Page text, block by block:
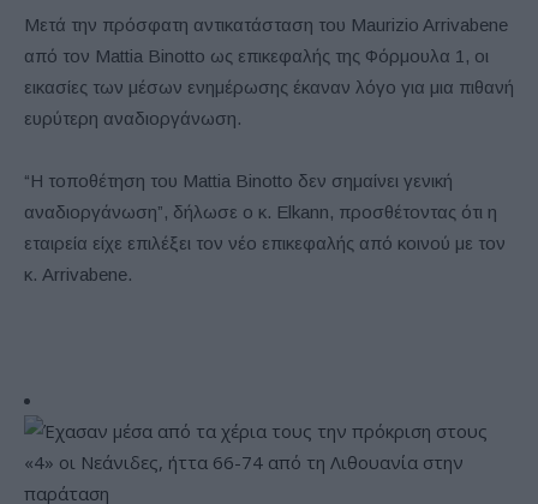
Μετά την πρόσφατη αντικατάσταση του Maurizio Arrivabene
από τον Mattia Binotto ως επικεφαλής της Φόρμουλα 1, οι
εικασίες των μέσων ενημέρωσης έκαναν λόγο για μια πιθανή
ευρύτερη αναδιοργάνωση.
“Η τοποθέτηση του Mattia Binotto δεν σημαίνει γενική
αναδιοργάνωση”, δήλωσε ο κ. Elkann, προσθέτοντας ότι η
εταιρεία είχε επιλέξει τον νέο επικεφαλής από κοινού με τον
κ. Arrivabene.